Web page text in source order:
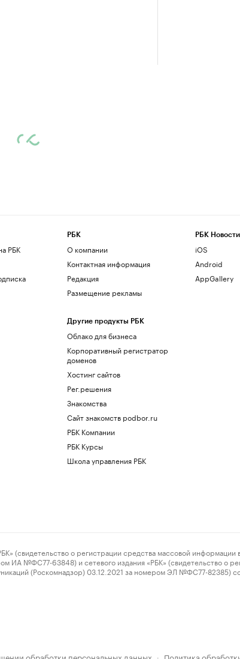
РБК
РБК
О компании
Контактная информация
Редакция
Размещение рекламы
Другие продукты РБК
Облако для бизнеса
Корпоративный регистратор
доменов
Хостинг сайтов
Рег.решения
Знакомства
Сайт знакомств podbor.ru
РБК Компании
РБК Курсы
Школа управления РБК
РБК Новости
iOS
Android
AppGallery
о регистрации средства массовой информации
ИА №ФС77-63848) и сетевого издания «РБК» (свидетельство о
(Роскомнадзор) 03.12.2021 за номером ЭЛ №ФС77-82385)
обработки персональных данных Политика